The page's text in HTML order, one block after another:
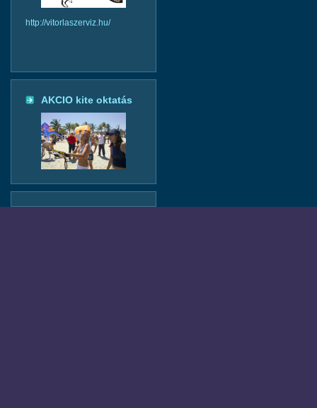
http://vitorlaszerviz.hu/
AKCIO kite oktatás